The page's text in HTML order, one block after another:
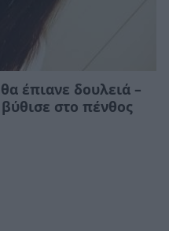
έπιανε δουλειά –
στο πένθος